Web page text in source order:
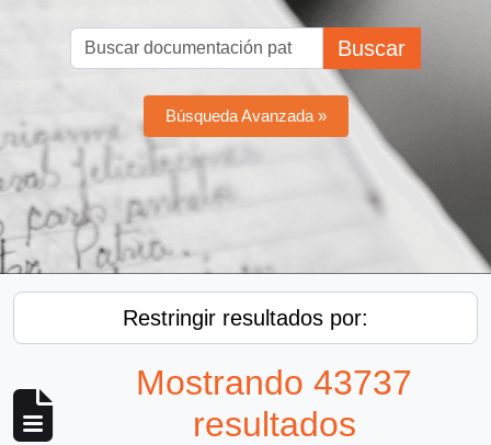
Buscar
Búsqueda Avanzada »
Restringir resultados por:
Mostrando 43737
resultados